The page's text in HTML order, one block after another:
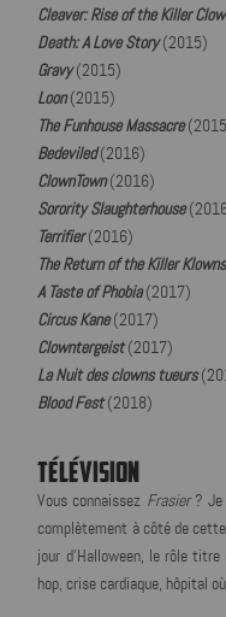
Cleaver: Rise of the Killer
Death: A Love Story(2015)
Gravy(2015)
Loon(2015)
The Funhouse Massacre
Bedeviled(2016)
ClownTown(2016)
Sorority Slaughterhouse
Terrifier(2016)
The Return of the Killer
A Taste of Phobia(2017)
Circus Kane(2017)
Clowntergeist(2017)
La Nuit des clowns tueurs
Blood Fest(2018)
TÉLÉVISION
Vous connaissez Frasier? Je
complètement à côté de
jour d'Halloween, le rôle titre
hop, crise cardiaque, hôpital